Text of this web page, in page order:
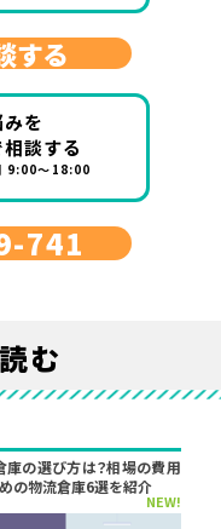
する
を
談する
9:00～18:00
741
む
庫の選び方は？相場の費用
の物流倉庫6選を紹介
NEW!